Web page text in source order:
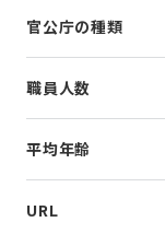
官公庁の種類
職員人数
平均年齢
URL